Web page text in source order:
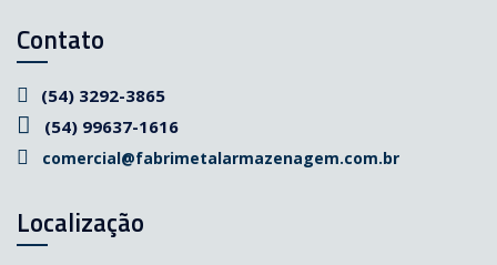
Contato
(54) 3292-3865
(54) 99637-1616
comercial@fabrimetalarmazenagem.com.br
Localização